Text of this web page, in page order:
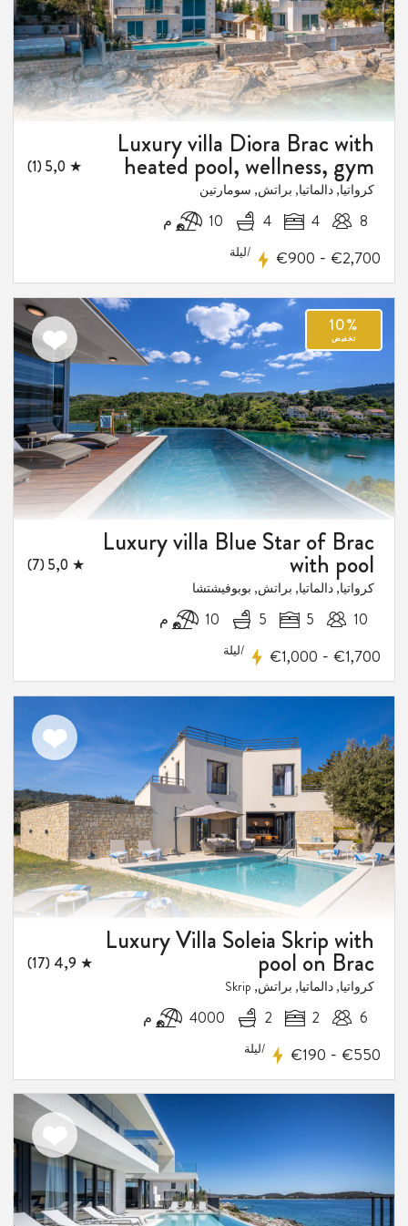
10-
Luxury villa Diora Brac with
heated pool, wellness, gym
★ 5,0 (1)
كرواتيا, دالماتيا, براتش, سومارتين
8
4
4 10 م
€900 - €2,700 /ليلة
الى
المفضلة
Luxury villa Blue Star of Brac
with pool
★ 5,0 (7)
كرواتيا, دالماتيا, براتش, بوبوفيشتشا
10
5
5 10 م
€1,000 - €1,700 /ليلة
الى
المفضلة
Luxury Villa Soleia Skrip with
pool on Brac
★ 4,9 (17)
كرواتيا, دالماتيا, براتش, Skrip
6
2
2 4000 م
€190 - €550 /ليلة
اضف
الى
المفضلة